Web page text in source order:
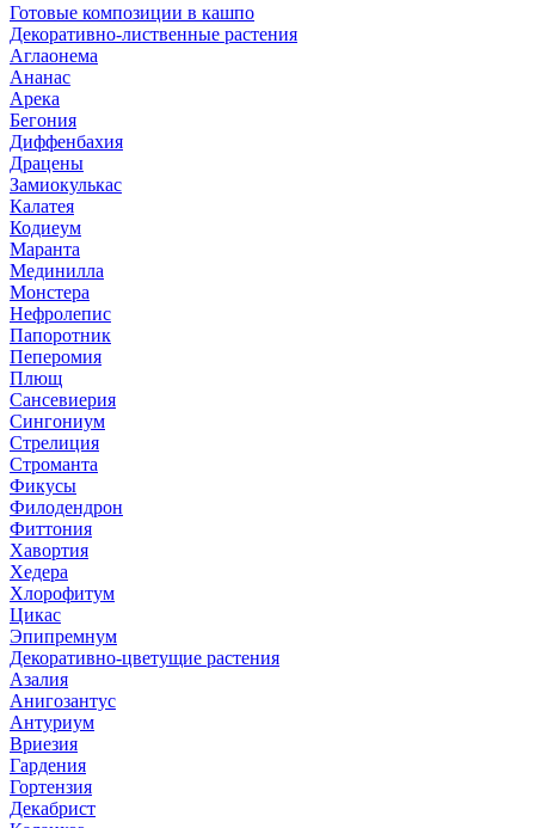
Готовые композиции в кашпо
Декоративно-лиственные растения
Аглаонема
Ананас
Арека
Бегония
Диффенбахия
Драцены
Замиокулькас
Калатея
Кодиеум
Маранта
Мединилла
Монстера
Нефролепис
Папоротник
Пеперомия
Плющ
Сансевиерия
Сингониум
Стрелиция
Строманта
Фикусы
Филодендрон
Фиттония
Хавортия
Хедера
Хлорофитум
Цикас
Эпипремнум
Декоративно-цветущие растения
Азалия
Анигозантус
Антуриум
Вриезия
Гардения
Гортензия
Декабрист